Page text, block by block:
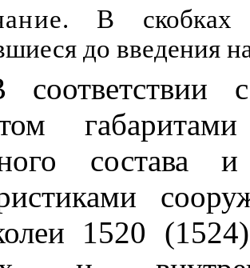
. В скобках
до введения
состава
1520